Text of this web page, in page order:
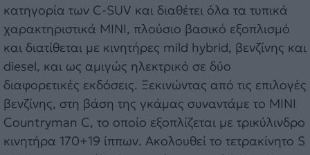
κατηγορία των C-SUV και διαθέτει όλα τα τυπικά
χαρακτηριστικά MINI, πλούσιο βασικό εξοπλισμό
και διατίθεται με κινητήρες mild hybrid, βενζίνης και
diesel, και ως αμιγώς ηλεκτρικό σε δύο
διαφορετικές εκδόσεις. Ξεκινώντας από τις επιλογές
βενζίνης, στη βάση της γκάμας συναντάμε το MINI
Countryman C, το οποίο εξοπλίζεται με τρικύλινδρο
κινητήρα 170+19 ίππων. Ακολουθεί το τετρακίνητο S